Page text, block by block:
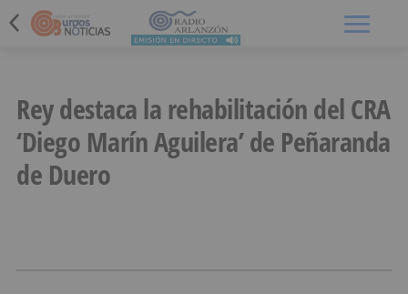
Rey destaca la rehabilitación del CRA
‘Diego Marín Aguilera’ de Peñaranda
de Duero